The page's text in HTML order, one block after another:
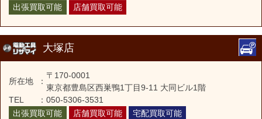
出張買取可能
店舗買取可能
大塚店
所在地 ：
〒170-0001
東京都豊島区西巣鴨1丁目9-11 大同ビル1階
TEL
：050-5306-3531
出張買取可能
店舗買取可能 宅配買取可能